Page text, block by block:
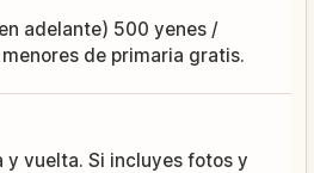
adelante) 500 yenes /
de primaria gratis.
y vuelta. Si incluyes fotos y